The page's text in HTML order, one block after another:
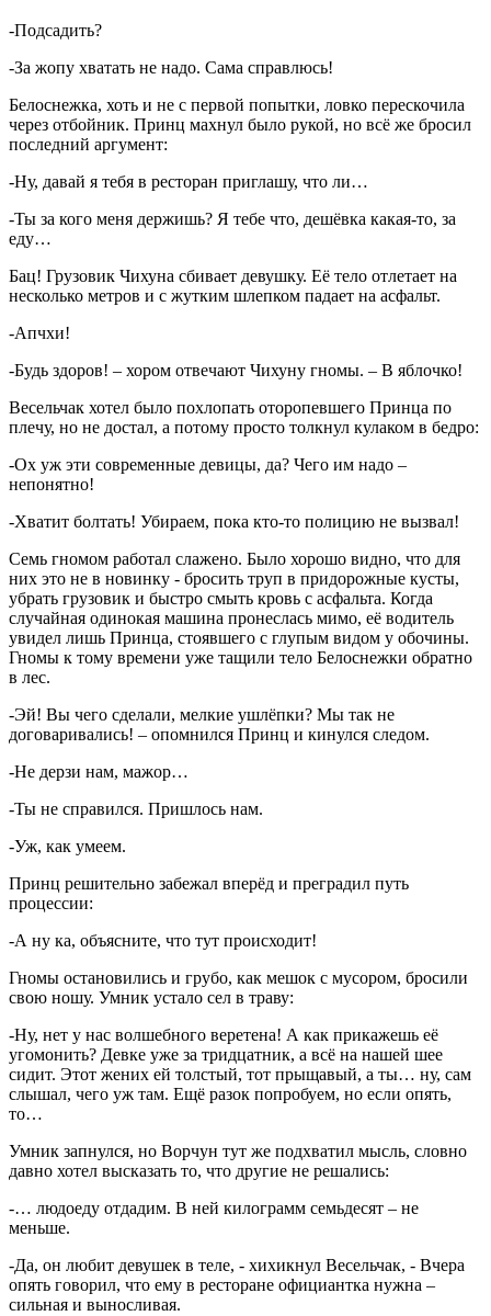
-Подсадить?
-За жопу хватать не надо. Сама справлюсь!
Белоснежка, хоть и не с первой попытки, ловко перескочила
через отбойник. Принц махнул было рукой, но всё же бросил
последний аргумент:
-Ну, давай я тебя в ресторан приглашу, что ли…
-Ты за кого меня держишь? Я тебе что, дешёвка какая-то, за
еду…
Бац! Грузовик Чихуна сбивает девушку. Её тело отлетает на
несколько метров и с жутким шлепком падает на асфальт.
-Апчхи!
-Будь здоров! – хором отвечают Чихуну гномы. – В яблочко!
Весельчак хотел было похлопать оторопевшего Принца по
плечу, но не достал, а потому просто толкнул кулаком в бедро:
-Ох уж эти современные девицы, да? Чего им надо –
непонятно!
-Хватит болтать! Убираем, пока кто-то полицию не вызвал!
Семь гномом работал слажено. Было хорошо видно, что для
них это не в новинку - бросить труп в придорожные кусты,
убрать грузовик и быстро смыть кровь с асфальта. Когда
случайная одинокая машина пронеслась мимо, её водитель
увидел лишь Принца, стоявшего с глупым видом у обочины.
Гномы к тому времени уже тащили тело Белоснежки обратно
в лес.
-Эй! Вы чего сделали, мелкие ушлёпки? Мы так не
договаривались! – опомнился Принц и кинулся следом.
-Не дерзи нам, мажор…
-Ты не справился. Пришлось нам.
-Уж, как умеем.
Принц решительно забежал вперёд и преградил путь
процессии:
-А ну ка, объясните, что тут происходит!
Гномы остановились и грубо, как мешок с мусором, бросили
свою ношу. Умник устало сел в траву:
-Ну, нет у нас волшебного веретена! А как прикажешь её
угомонить? Девке уже за тридцатник, а всё на нашей шее
сидит. Этот жених ей толстый, тот прыщавый, а ты… ну, сам
слышал, чего уж там. Ещё разок попробуем, но если опять,
то…
Умник запнулся, но Ворчун тут же подхватил мысль, словно
давно хотел высказать то, что другие не решались:
-… людоеду отдадим. В ней килограмм семьдесят – не
меньше.
-Да, он любит девушек в теле, - хихикнул Весельчак, - Вчера
опять говорил, что ему в ресторане официантка нужна –
сильная и выносливая.